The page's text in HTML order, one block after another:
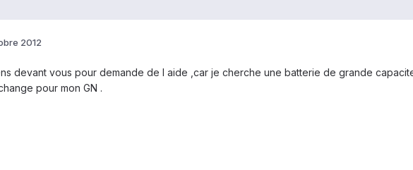
2012
devant vous pour demande de l aide ,car je cherche une batterie de grande
pour mon GN .